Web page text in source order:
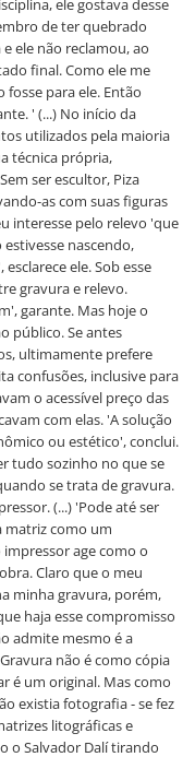
ele gostava desse
de ter quebrado
ele não reclamou, ao
final. Como ele me
para ele. Então
' (...) No início da
utilizados pela maioria
técnica própria,
ser escultor, Piza
as com suas figuras
interesse pelo relevo 'que
nascendo,
ele. Sob esse
gravura e relevo.
garante. Mas hoje o
público. Se antes
ultimamente prefere
confusões, inclusive para
o acessível preço das
com elas. 'A solução
ou estético', conclui.
tudo sozinho no que se
se trata de gravura.
(...) 'Pode até ser
matriz como um
age como o
Claro que o meu
minha gravura, porém,
haja esse compromisso
admite mesmo é a
não é como cópia
é um original. Mas como
existia fotografia - se fez
litográficas e
o Salvador Dalí tirando